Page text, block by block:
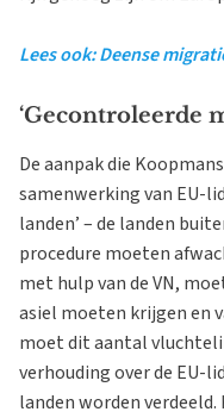
Lees ook: Deense
‘Gecontroleerde
De aanpak die
samenwerking van EU-
landen’ – de landen
procedure moeten
met hulp van de VN,
asiel moeten krijgen en
moet dit aantal
verhouding over de EU-
landen worden